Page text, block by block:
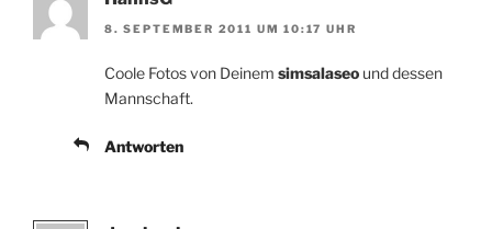
8. SEPTEMBER 2011 UM 10:17 UHR
Coole Fotos von Deinem simsalaseo und dessen
Mannschaft.
Antworten